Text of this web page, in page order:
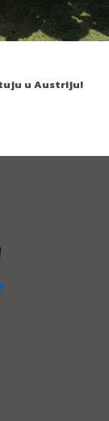
u Austriju!